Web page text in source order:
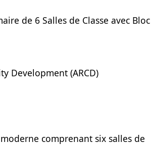
de 6 Salles de Classe avec Bloc
Development (ARCD)
comprenant six salles de